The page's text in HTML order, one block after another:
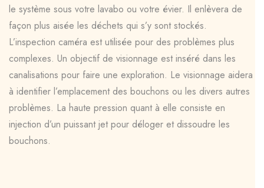
le système sous votre lavabo ou votre évier. Il enlèvera de
façon plus aisée les déchets qui s’y sont stockés.
L’inspection caméra est utilisée pour des problèmes plus
complexes. Un objectif de visionnage est inséré dans les
canalisations pour faire une exploration. Le visionnage aidera
à identifier l’emplacement des bouchons ou les divers autres
problèmes. La haute pression quant à elle consiste en
injection d’un puissant jet pour déloger et dissoudre les
bouchons.